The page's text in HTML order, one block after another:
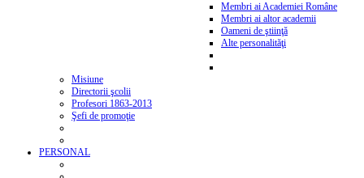
Membri ai Academiei Române
Membri ai altor academii
Oameni de ştiinţă
Alte personalităţi
Misiune
Directorii şcolii
Profesori 1863-2013
Şefi de promoţie
PERSONAL